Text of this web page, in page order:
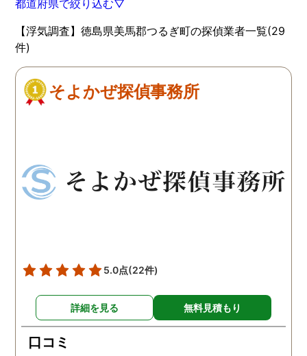
都道府県で絞り込む▽
【浮気調査】徳島県美馬郡つるぎ町の探偵業者一覧(29
件)
そよかぜ探偵事務所
5.0点(22件)
詳細を見る 無料見積もり
口コミ